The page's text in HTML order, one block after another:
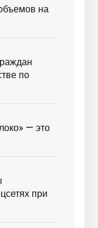
на
по
— это
при